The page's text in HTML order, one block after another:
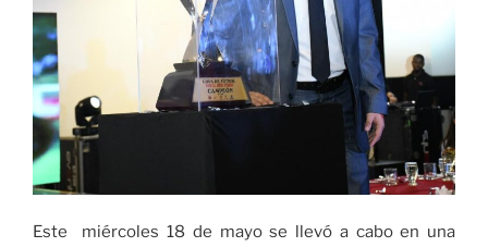
Este miércoles 18 de mayo se llevó a cabo en una